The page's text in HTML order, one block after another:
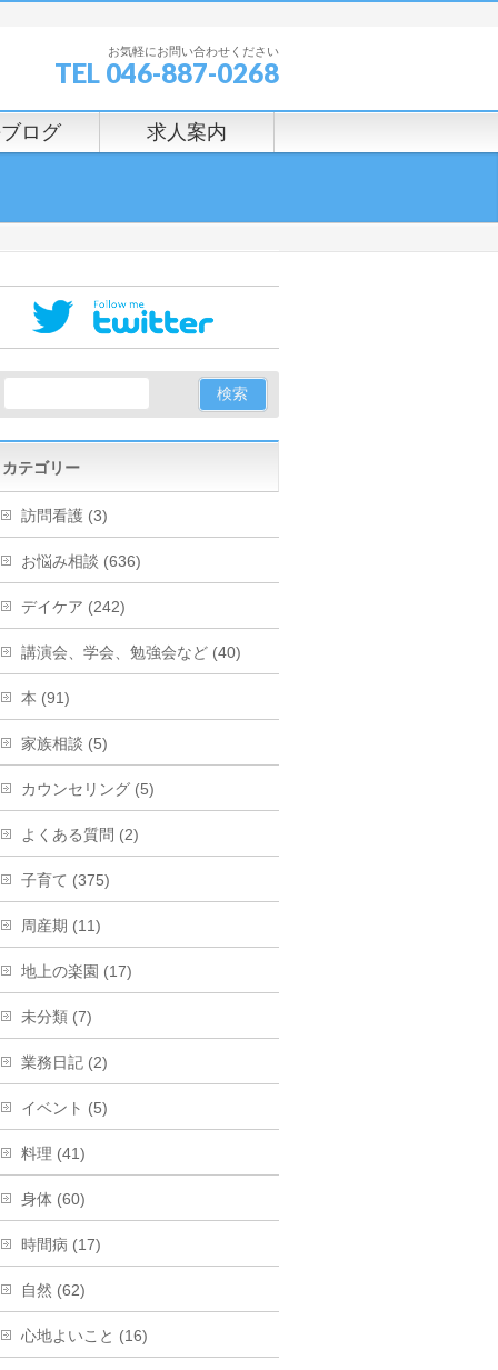
お気軽にお問い合わせください
TEL 046-887-0268
ログ 求人案内
カテゴリー
訪問看護 (3)
お悩み相談 (636)
デイケア (242)
講演会、学会、勉強会など (40)
本 (91)
家族相談 (5)
カウンセリング (5)
よくある質問 (2)
子育て (375)
周産期 (11)
地上の楽園 (17)
未分類 (7)
業務日記 (2)
イベント (5)
料理 (41)
身体 (60)
時間病 (17)
自然 (62)
心地よいこと (16)